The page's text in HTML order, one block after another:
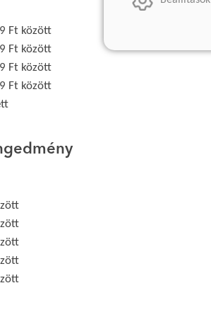
Ft között
Ft között
Ft között
Ft között